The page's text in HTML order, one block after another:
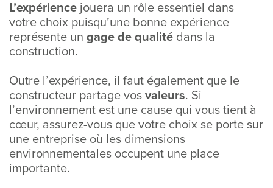
L’expérience jouera un rôle essentiel dans
votre choix puisqu’une bonne expérience
représente un gage de qualité dans la
construction.
Outre l’expérience, il faut également que le
constructeur partage vos valeurs. Si
l’environnement est une cause qui vous tient à
cœur, assurez-vous que votre choix se porte sur
une entreprise où les dimensions
environnementales occupent une place
importante.